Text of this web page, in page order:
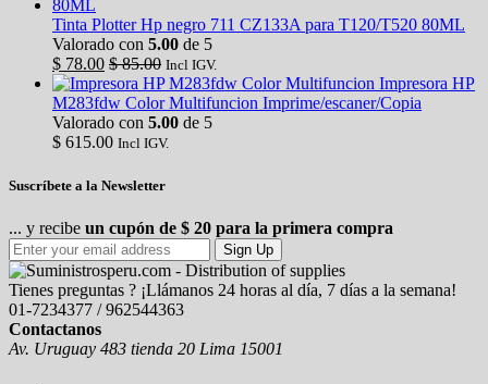
Tinta Plotter Hp negro 711 CZ133A para T120/T520 80ML
Valorado con 5.00 de 5
$ 78.00 $85.00 Incl IGV.
Impresora HP
M283fdw Color Multifuncion Imprime/escaner/Copia
Valorado con 5.00 de 5
$ 615.00 Incl IGV.
Suscríbete a la Newsletter
... y recibe un cupón de $ 20 para la primera compra
Sign Up
Tienes preguntas ? ¡Llámanos 24 horas al día, 7 días a la semana!
01-7234377 / 962544363
Contactanos
Av. Uruguay 483 tienda 20 Lima 15001